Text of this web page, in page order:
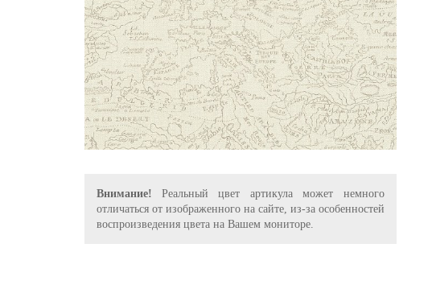
Внимание! Реальный цвет артикула может немного
отличаться от изображенного на сайте, из-за особенностей
воспроизведения цвета на Вашем мониторе.